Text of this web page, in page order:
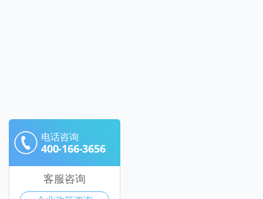
电话咨询
400-166-3656
客服咨询